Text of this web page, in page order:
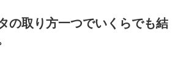
の取り方一つでいくらでも結